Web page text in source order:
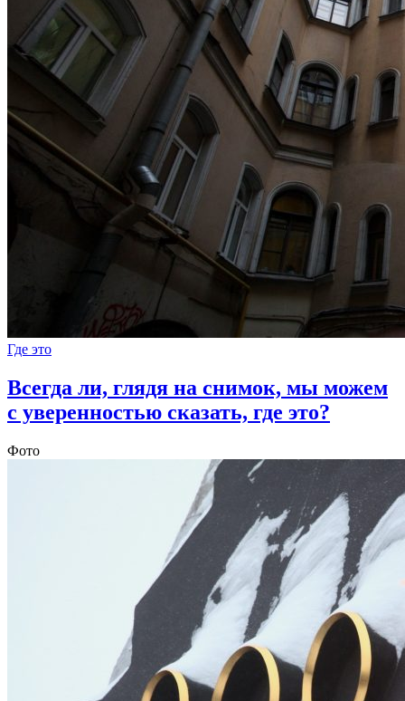
Где это
Всегда ли, глядя на снимок, мы можем
с уверенностью сказать, где это?
Фото